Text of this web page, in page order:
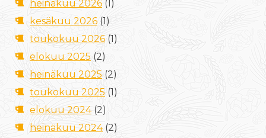
heinäkuu 2026 (1)
kesäkuu 2026 (1)
toukokuu 2026 (1)
elokuu 2025 (2)
heinäkuu 2025 (2)
toukokuu 2025 (1)
elokuu 2024(2)
heinäkuu 2024(2)